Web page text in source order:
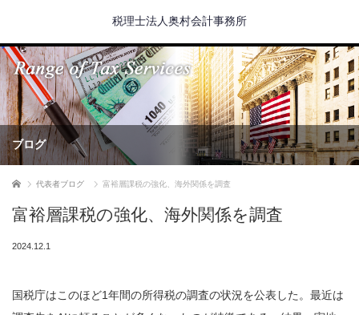
税理士法人奥村会計事務所
ブログ
ホーム 代表者ブログ 富裕層課税の強化、海外関係を調査
富裕層課税の強化、海外関係を調査
2024.12.1
国税庁はこのほど1年間の所得税の調査の状況を公表した。最近は